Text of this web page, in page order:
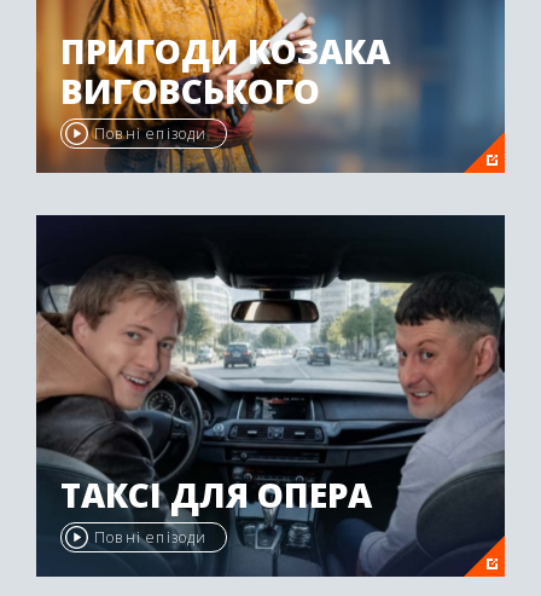
ПРИГОДИ КОЗАКА
ВИГОВСЬКОГО
Повні епізоди
ТАКСІ ДЛЯ ОПЕРА
Повні епізоди